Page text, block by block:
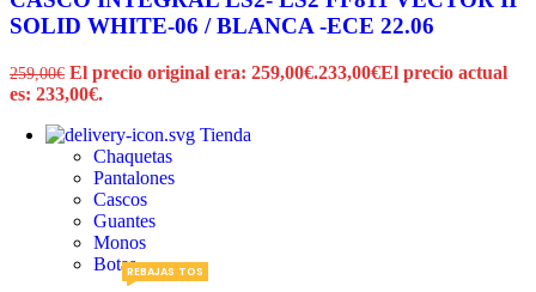
SOLID WHITE-06 / BLANCA -ECE 22.06
259,00€ El precio original era: 259,00€.233,00€El precio actual
es: 233,00€.
Tienda
Chaquetas
OFERTAS
Pantalones
Cascos
DISCUENTOS
Guantes
Monos
REBAJAS
Botas